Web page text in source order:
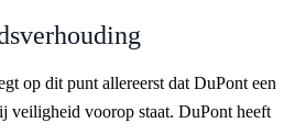
op dit punt allereerst dat DuPont een
veiligheid voorop staat. DuPont heeft